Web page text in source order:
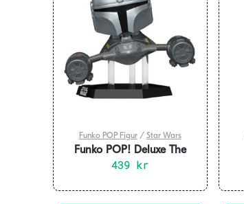
Funko POP Figur/ Star Wars
Funko POP! Deluxe The
Mandalorian Rides In N-1
439 kr